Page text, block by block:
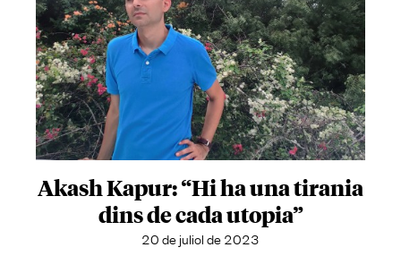
Akash Kapur: “Hi ha una tirania
dins de cada utopia”
20 de juliol de 2023